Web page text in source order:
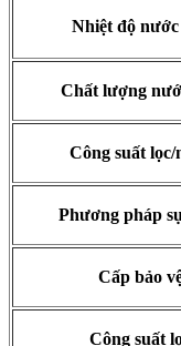
Nhiệt độ nước
Chất lượng
Công suất lọc/
Phương pháp
Cấp bảo
Công suất